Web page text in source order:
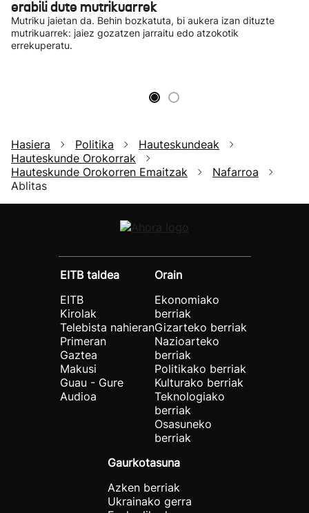
erabili dute mutrikuarrek
Mutriku jaietan da. Behin bozkatuta, bi aukera izan dituzte
mutrikuarrek: jaiez gozatzen jarraitu edo atzokotik
errekuperatu.
Hasiera Politika
Hauteskundeak
Hauteskunde Orokorrak
Hauteskunde Orokorren Emaitzak
Nafarroa
Ablitas
EITB taldea
EITB
Kirolak
Telebista nahieran
Primeran
Gaztea
Makusi
Guau - Gure
Audioa
Orain
Ekonomiako
berriak
Gizarteko berriak
Nazioarteko
berriak
Politikako berriak
Kulturako berriak
Teknologiako
berriak
Osasuneko
berriak
Gaurkotasuna
Azken berriak
Ukrainako gerra